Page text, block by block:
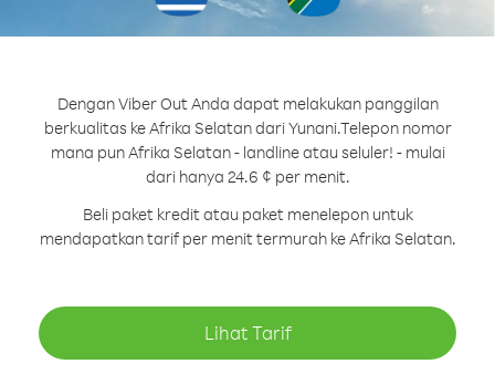
Dengan Viber Out Anda dapat melakukan panggilan
berkualitas ke Afrika Selatan dari Yunani.Telepon nomor
mana pun Afrika Selatan - landline atau seluler! - mulai
dari hanya 24.6 ¢ per menit.
Beli paket kredit atau paket menelepon untuk
mendapatkan tarif per menit termurah ke Afrika Selatan.
Lihat Tarif